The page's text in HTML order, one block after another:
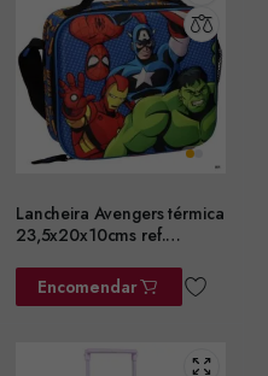
Lancheira Avengers térmica
23,5x20x10cms ref.
Encomendar